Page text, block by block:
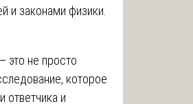
и законами физики.
это не просто
которое
ответчика и